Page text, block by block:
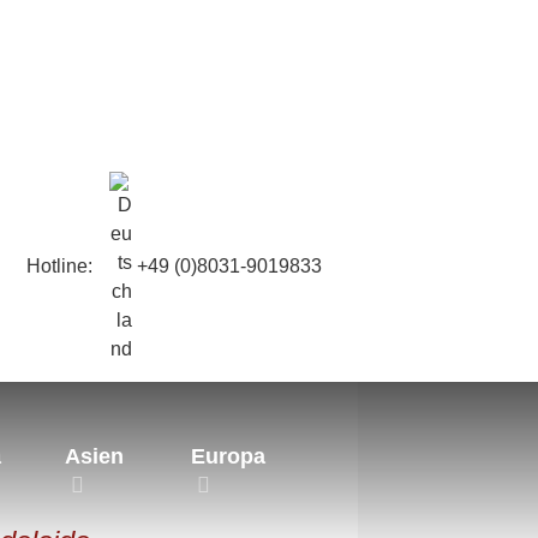
Hotline: +49 (0)8031-9019833
Asien Europa